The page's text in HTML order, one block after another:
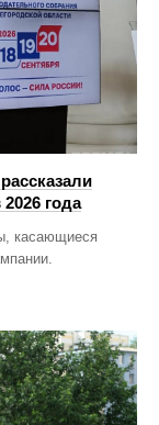
года
касающиеся